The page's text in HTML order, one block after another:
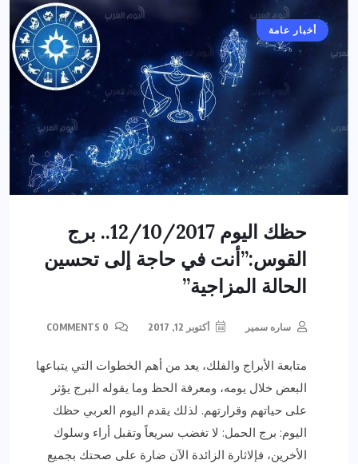
أخبار عامة
حظك اليوم 12/10/2017.. برج
القوس:”أنت في حاجة إلى تحسين
الحالة المزاجية”
ساره سمير أكتوبر 12, 2017
متابعة الأبراج والفلك، يعد من أهم الخطوات التي يتباعها
البعض خلال يومه، ومعرفة الحظ وما يقوله البرج يؤثر
على حياتهم وقرارتهم. لذلك يقدم اليوم العربي حظك
اليوم: برج الحمل: لا تغضب سريعاً وتقبل أراء وسلوك
الأخرين، فإلاثارة الزائدة الآن ضارة على صحتك بجميع